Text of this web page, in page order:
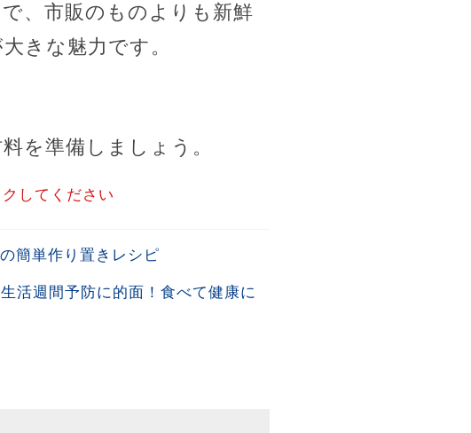
、市販のものよりも新鮮
きな魅力です。
を準備しましょう。
してください
簡単作り置きレシピ
活週間予防に的面！食べて健康に